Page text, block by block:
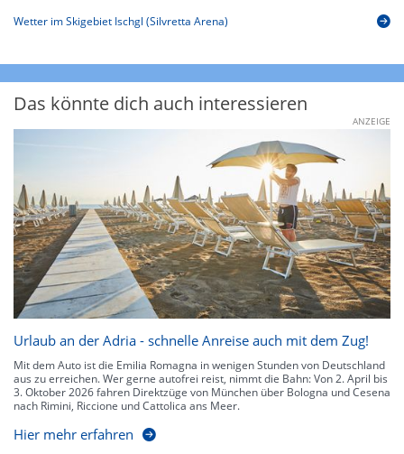
Wetter im Skigebiet Ischgl (Silvretta Arena)
Das könnte dich auch interessieren
ANZEIGE
Urlaub an der Adria - schnelle Anreise auch mit dem Zug!
Mit dem Auto ist die Emilia Romagna in wenigen Stunden von Deutschland
aus zu erreichen. Wer gerne autofrei reist, nimmt die Bahn: Von 2. April bis
3. Oktober 2026 fahren Direktzüge von München über Bologna und Cesena
nach Rimini, Riccione und Cattolica ans Meer.
Hier mehr erfahren